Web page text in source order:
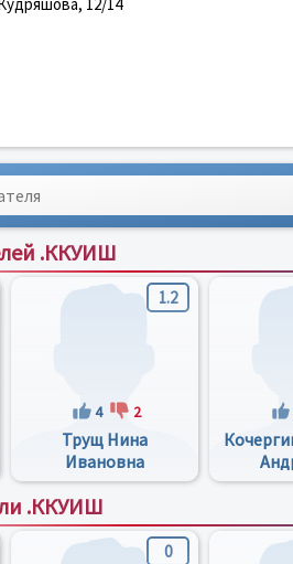
.ККУИШ
1.2
4 2
Трущ Нина
Ивановна
.ККУИШ
0